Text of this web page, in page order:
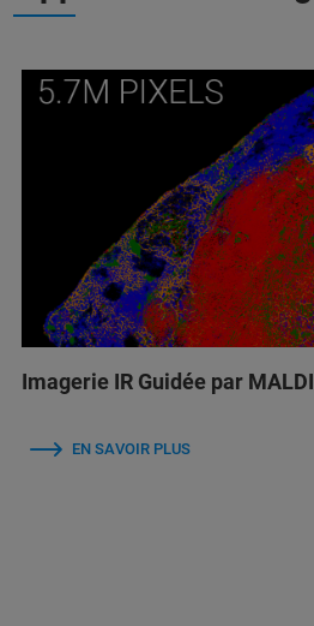
Imagerie IR Guidée par MALDI
EN SAVOIR PLUS